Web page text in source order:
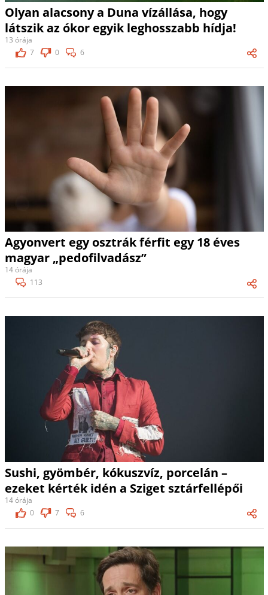
Olyan alacsony a Duna vízállása, hogy
látszik az ókor egyik leghosszabb hídja!
13 órája
7
0 6
Agyonvert egy osztrák férfit egy 18 éves
magyar „pedofilvadász”
14 órája
113
Sushi, gyömbér, kókuszvíz, porcelán –
ezeket kérték idén a Sziget sztárfellépői
14 órája
0
7 6